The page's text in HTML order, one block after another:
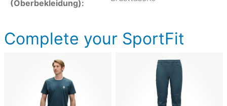
(Oberbekleidung):
Complete your SportFit